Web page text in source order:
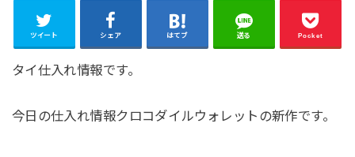
ツイート シェア はてブ 送る Pocket
タイ仕入れ情報です。
今日の仕入れ情報クロコダイルウォレットの新作です。